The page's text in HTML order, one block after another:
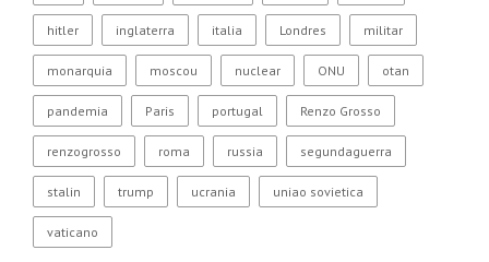
hitler inglaterra italia Londres militar
monarquia moscou nuclear ONU otan
pandemia Paris portugal Renzo Grosso
renzogrosso roma russia segundaguerra
stalin trump ucrania uniao sovietica
vaticano